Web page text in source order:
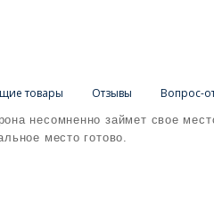
товары Отзывы Вопрос-
несомненно займет свое
место готово.